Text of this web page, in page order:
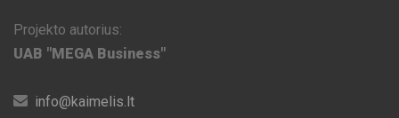
Projekto autorius:
UAB "MEGA Business"
info@kaimelis.lt